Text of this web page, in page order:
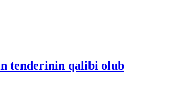
tenderinin qalibi olub